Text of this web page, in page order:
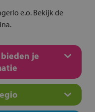
e.o. Bekijk de
je